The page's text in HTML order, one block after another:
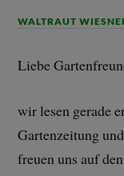
WALTRAUT
Liebe
wir lesen gerade
Gartenzeitung
freuen uns auf